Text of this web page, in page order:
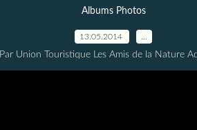
Albums Photos
13.05.2014
Par Union Touristique Les Amis de la Nature